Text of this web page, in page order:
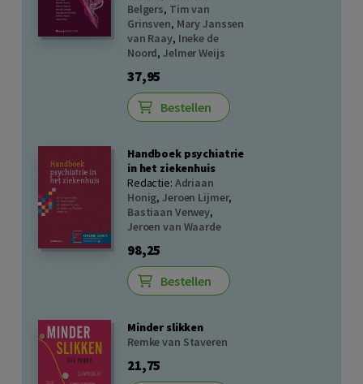
Belgers, Tim van
Grinsven, Mary Janssen
van Raay, Ineke de
Noord,Jelmer Weijs
37,95
Bestellen
Handboek psychiatrie
in het ziekenhuis
Redactie: Adriaan
Honig,Jeroen Lijmer,
Bastiaan Verwey,
Jeroen van Waarde
98,25
Bestellen
Minder slikken
Remke van Staveren
21,75